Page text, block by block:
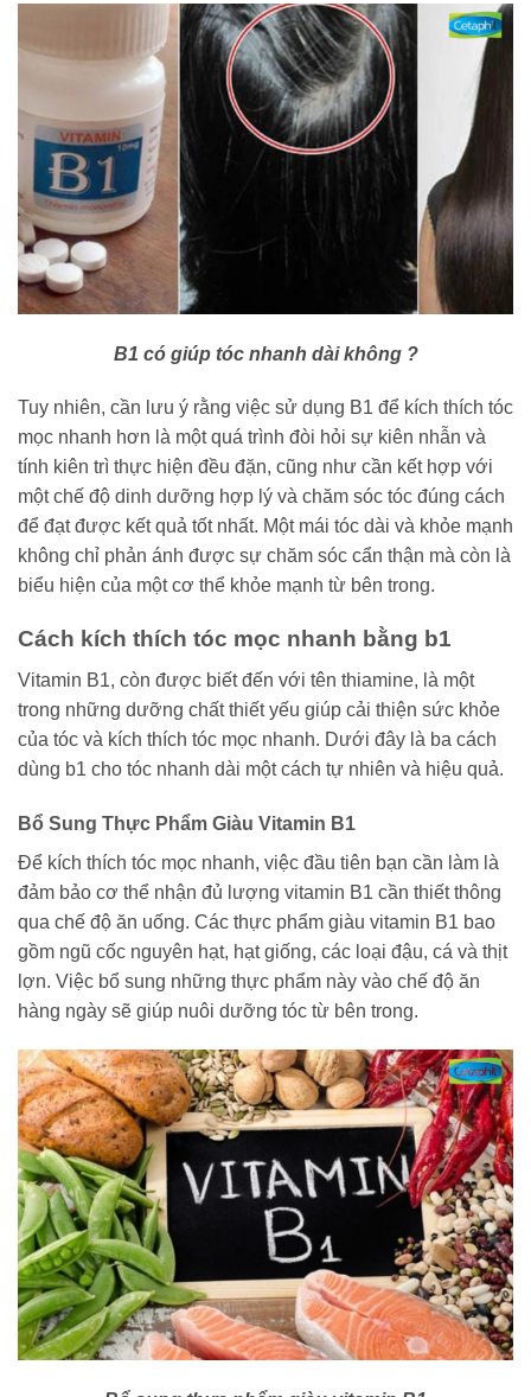
B1 có giúp tóc nhanh dài không ?
Tuy nhiên, cần lưu ý rằng việc sử dụng B1 để kích thích tóc
mọc nhanh hơn là một quá trình đòi hỏi sự kiên nhẫn và
tính kiên trì thực hiện đều đặn, cũng như cần kết hợp với
một chế độ dinh dưỡng hợp lý và chăm sóc tóc đúng cách
để đạt được kết quả tốt nhất. Một mái tóc dài và khỏe mạnh
không chỉ phản ánh được sự chăm sóc cẩn thận mà còn là
biểu hiện của một cơ thể khỏe mạnh từ bên trong.
Cách kích thích tóc mọc nhanh bằng b1
Vitamin B1, còn được biết đến với tên thiamine, là một
trong những dưỡng chất thiết yếu giúp cải thiện sức khỏe
của tóc và kích thích tóc mọc nhanh. Dưới đây là ba cách
dùng b1 cho tóc nhanh dài một cách tự nhiên và hiệu quả.
Bổ Sung Thực Phẩm Giàu Vitamin B1
Để kích thích tóc mọc nhanh, việc đầu tiên bạn cần làm là
đảm bảo cơ thể nhận đủ lượng vitamin B1 cần thiết thông
qua chế độ ăn uống. Các thực phẩm giàu vitamin B1 bao
gồm ngũ cốc nguyên hạt, hạt giống, các loại đậu, cá và thịt
lợn. Việc bổ sung những thực phẩm này vào chế độ ăn
hàng ngày sẽ giúp nuôi dưỡng tóc từ bên trong.